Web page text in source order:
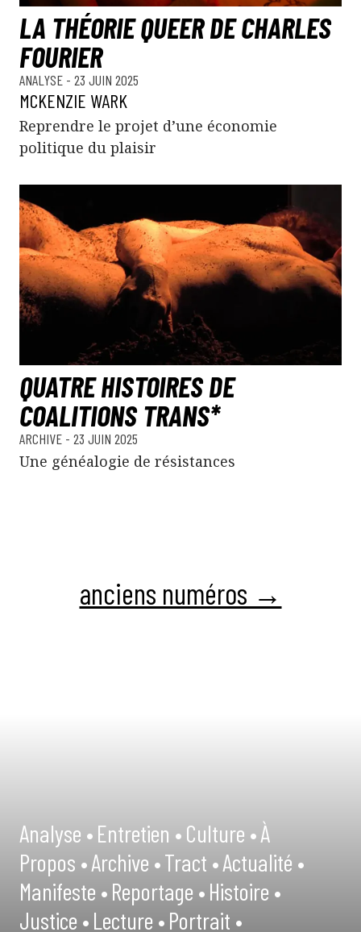
LA THÉORIE QUEER DE CHARLES
FOURIER
ANALYSE - 23 JUIN 2025
MCKENZIE WARK
Reprendre le projet d’une économie
politique du plaisir
QUATRE HISTOIRES DE
COALITIONS TRANS*
ARCHIVE - 23 JUIN 2025
Une généalogie de résistances
anciens numéros →
Analyse •Entretien •Culture •À
Propos •Archive •Tract •Actualité •
Manifeste •Reportage •Histoire •
Justice •Lecture •Portrait •